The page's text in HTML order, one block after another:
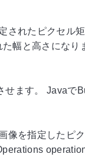
されたピクセル
幅と高さになり
せます。 Javaで
像を指定したピ